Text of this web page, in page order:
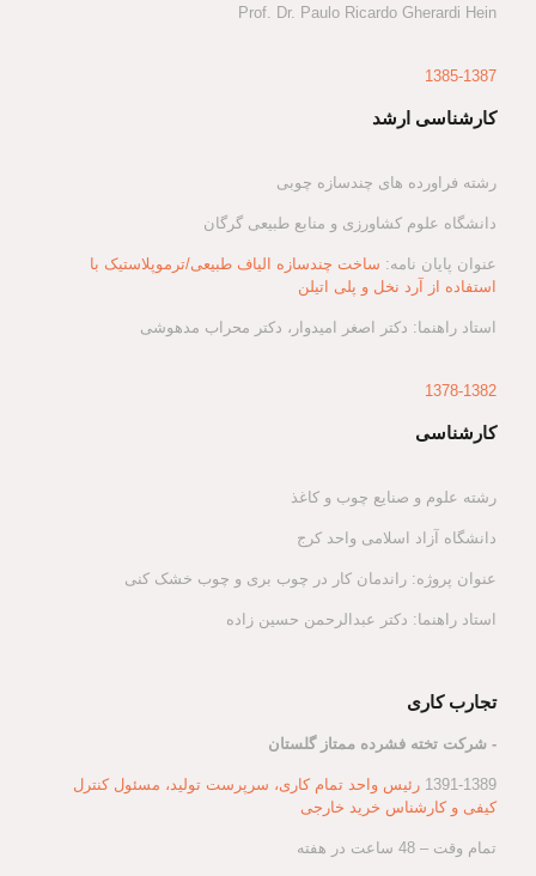
Prof. Dr. Paulo Ricardo Gherardi Hein
1385-1387
کارشناسی ارشد
رشته فراورده های چندسازه چوبی
دانشگاه علوم کشاورزی و منابع طبیعی گرگان
عنوان پایان نامه: ساخت چندسازه الیاف طبیعی/ترموپلاستیک با
استفاده از آرد نخل و پلی اتیلن
استاد راهنما: دکتر اصغر امیدوار، دکتر محراب مدهوشی
1378-1382
کارشناسی
رشته علوم و صنایع چوب و کاغذ
دانشگاه آزاد اسلامی واحد کرج
عنوان پروژه: راندمان کار در چوب بری و چوب خشک کنی
استاد راهنما: دکتر عبدالرحمن حسین زاده
تجارب کاری
- شرکت تخته فشرده ممتاز گلستان
1391-1389 رئیس واحد تمام کاری، سرپرست تولید، مسئول کنترل
کیفی و کارشناس خرید خارجی
تمام وقت – 48 ساعت در هفته